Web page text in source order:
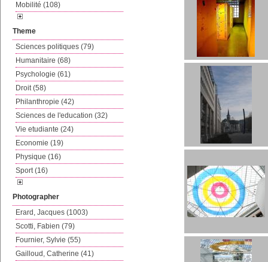
Mobilité (108)
Theme
Sciences politiques (79)
Humanitaire (68)
Psychologie (61)
Droit (58)
Philanthropie (42)
Sciences de l'education (32)
Vie etudiante (24)
Economie (19)
Physique (16)
Sport (16)
Photographer
Erard, Jacques (1003)
Scotti, Fabien (79)
Fournier, Sylvie (55)
Gailloud, Catherine (41)